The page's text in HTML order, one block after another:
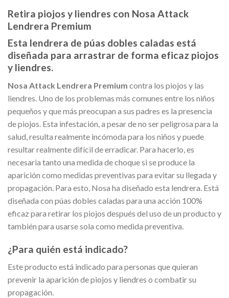
Retira piojos y liendres con Nosa Attack
Lendrera Premium
Esta lendrera de púas dobles caladas está
diseñada para arrastrar de forma eficaz piojos
y liendres.
Nosa Attack Lendrera Premium contra los piojos y las
liendres. Uno de los problemas más comunes entre los niños
pequeños y que más preocupan a sus padres es la presencia
de piojos. Esta infestación, a pesar de no ser peligrosa para la
salud, resulta realmente incómoda para los niños y puede
resultar realmente difícil de erradicar. Para hacerlo, es
necesaria tanto una medida de choque si se produce la
aparición como medidas preventivas para evitar su llegada y
propagación. Para esto, Nosa ha diseñado esta lendrera. Está
diseñada con púas dobles caladas para una acción 100%
eficaz para retirar los piojos después del uso de un producto y
también para usarse sola como medida preventiva.
¿Para quién está indicado?
Este producto está indicado para personas que quieran
prevenir la aparición de piojos y liendres o combatir su
propagación.